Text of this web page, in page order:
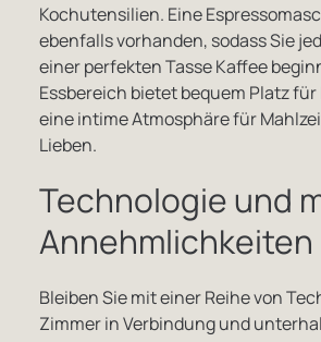
Kochutensilien. Eine
ebenfalls vorhanden, sodass Sie
einer perfekten Tasse Kaffee
Essbereich bietet bequem Platz
eine intime Atmosphäre für
Lieben.
Technologie und
Annehmlichkeiten
Bleiben Sie mit einer Reihe von
Zimmer in Verbindung und